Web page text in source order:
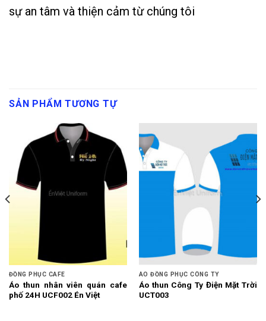
sự an tâm và thiện cảm từ chúng tôi
SẢN PHẨM TƯƠNG TỰ
ĐỒNG PHỤC CAFE
Áo thun nhân viên quán cafe
phố 24H UCF002 Én Việt
ÁO ĐỒNG PHỤC CÔNG TY
Áo thun Công Ty Điện Mặt Trời
UCT003